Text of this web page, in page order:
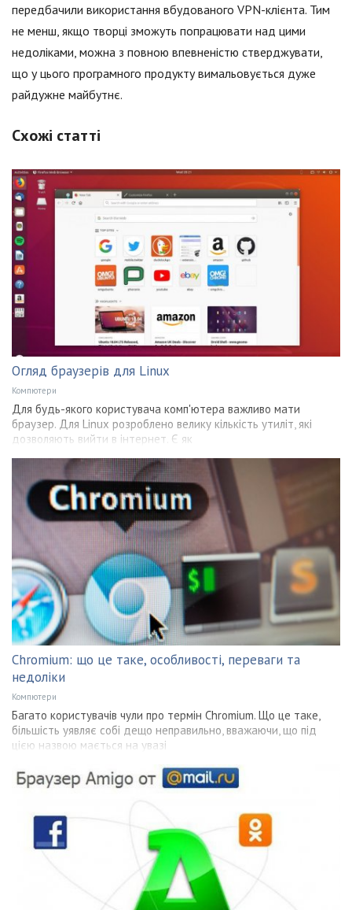
передбачили використання вбудованого VPN-клієнта. Тим
не менш, якщо творці зможуть попрацювати над цими
недоліками, можна з повною впевненістю стверджувати,
що у цього програмного продукту вимальовується дуже
райдужне майбутнє.
Схожі статті
Огляд браузерів для Linux
Компютери
Для будь-якого користувача комп'ютера важливо мати
браузер. Для Linux розроблено велику кількість утиліт, які
дозволяють вийти в інтернет. Є як
Chromium: що це таке, особливості, переваги та
недоліки
Компютери
Багато користувачів чули про термін Chromium. Що це таке,
більшість уявляє собі дещо неправильно, вважаючи, що під
цією назвою мається на увазі